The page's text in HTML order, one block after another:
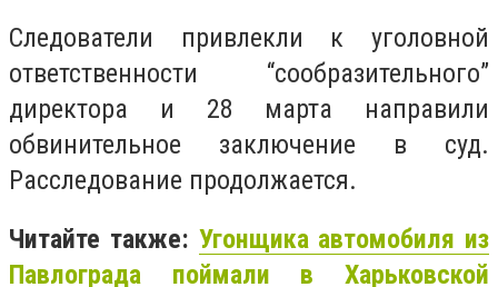
Следователи привлекли к уголовной
ответственности “сообразительного”
директора и 28 марта направили
обвинительное заключение в суд.
Расследование продолжается.
Читайте также: Угонщика автомобиля из
Павлограда поймали в Харьковской